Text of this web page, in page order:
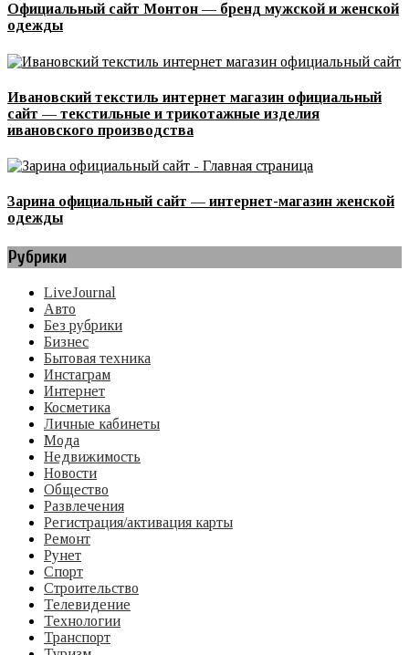
Официальный сайт Монтон — бренд мужской и женской
одежды
Ивановский текстиль интернет магазин официальный
сайт — текстильные и трикотажные изделия
ивановского производства
Зарина официальный сайт — интернет-магазин женской
одежды
Рубрики
LiveJournal
Авто
Без рубрики
Бизнес
Бытовая техника
Инстаграм
Интернет
Косметика
Личные кабинеты
Мода
Недвижимость
Новости
Общество
Развлечения
Регистрация/активация карты
Ремонт
Рунет
Спорт
Строительство
Телевидение
Технологии
Транспорт